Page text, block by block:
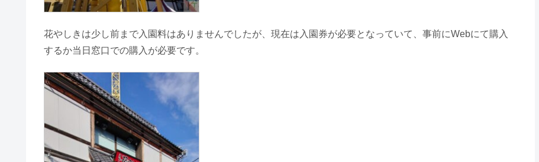
花やしきは少し前まで入園料はありませんでしたが、現在は入園券が必要となっていて、事前にWebにて購入
するか当日窓口での購入が必要です。